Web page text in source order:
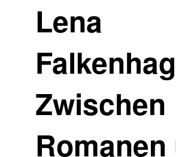
Lena
Zwischen
Romanen